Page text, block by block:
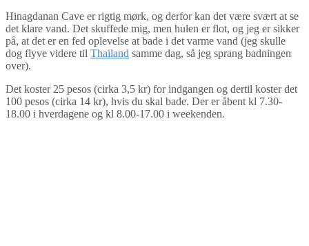
Hinagdanan Cave er rigtig mørk, og derfor kan det være svært at se
det klare vand. Det skuffede mig, men hulen er flot, og jeg er sikker
på, at det er en fed oplevelse at bade i det varme vand (jeg skulle
dog flyve videre til Thailand samme dag, så jeg sprang badningen
over).
Det koster 25 pesos (cirka 3,5 kr) for indgangen og dertil koster det
100 pesos (cirka 14 kr), hvis du skal bade. Der er åbent kl 7.30-
18.00 i hverdagene og kl 8.00-17.00 i weekenden.